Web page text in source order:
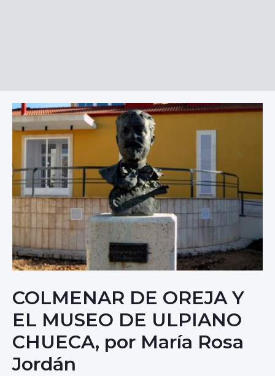
COLMENAR DE OREJA Y
EL MUSEO DE ULPIANO
CHUECA, por María Rosa
Jordán